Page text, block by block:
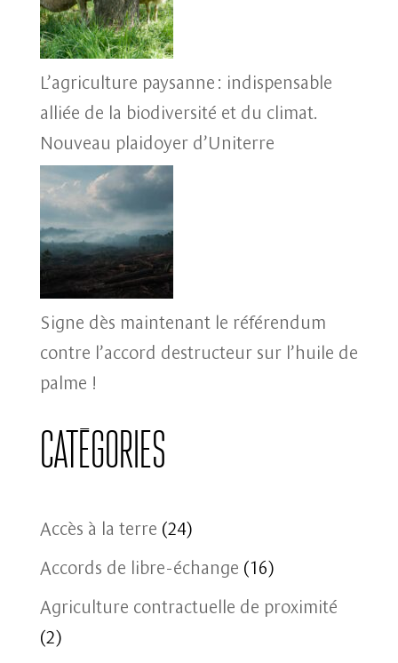
L’agriculture paysanne : indispensable
alliée de la biodiversité et du climat.
Nouveau plaidoyer d’Uniterre
Signe dès maintenant le référendum
contre l’accord destructeur sur l’huile de
palme !
Catégories
Accès à la terre (24)
Accords de libre-échange (16)
Agriculture contractuelle de proximité
(2)